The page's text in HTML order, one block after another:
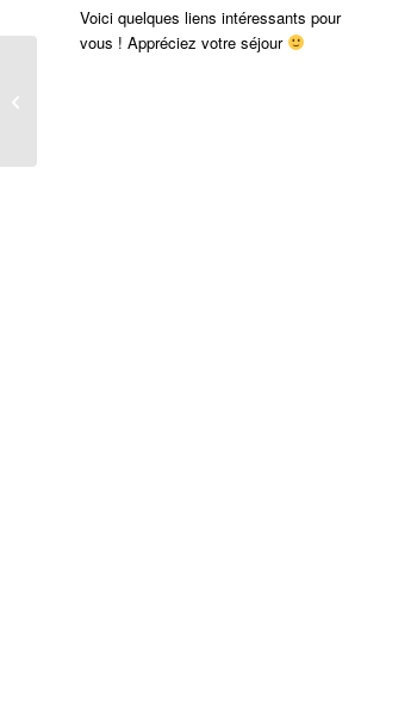
Voici quelques liens intéressants pour
vous ! Appréciez votre séjour